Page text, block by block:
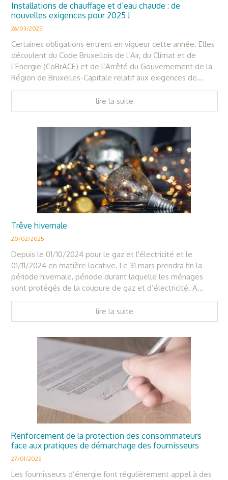
Installations de chauffage et d’eau chaude : de
nouvelles exigences pour 2025 !
26/03/2025
Certaines obligations entrent en vigueur cette année. Elles
découlent du Code Bruxellois de l’Air, du Climat et de
l’Energie (CoBrACE) et de l’Arrêté du Gouvernement de la
Région de Bruxelles-Capitale relatif aux exigences de...
lire la suite
Trêve hivernale
20/02/2025
Depuis le 01/10/2024 pour le gaz et l'électricité et le
01/11/2024 en matière locative. Le 31 mars prendra fin la
période hivernale, période durant laquelle les ménages
sont protégés de la coupure de gaz et d’électricité. A...
lire la suite
Renforcement de la protection des consommateurs
face aux pratiques de démarchage des fournisseurs
27/01/2025
Les fournisseurs d’énergie font régulièrement appel à des